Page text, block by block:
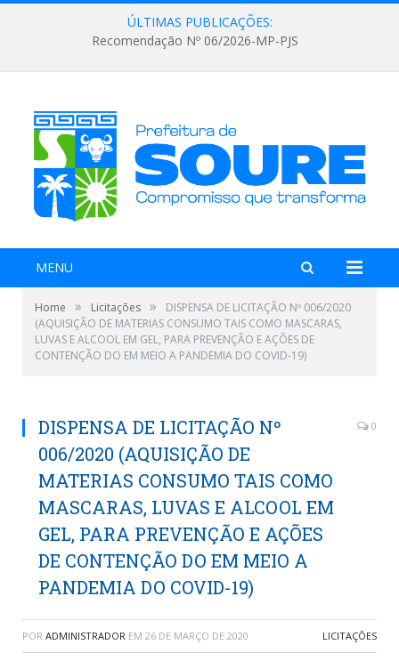
ÚLTIMAS PUBLICAÇÕES:
Recomendação Nº 06/2026-MP-PJS
MENU
Home » Licitações »
DISPENSA DE LICITAÇÃO Nº 006/2020
(AQUISIÇÃO DE MATERIAS CONSUMO TAIS COMO MASCARAS,
LUVAS E ALCOOL EM GEL, PARA PREVENÇÃO E AÇÕES DE
CONTENÇÃO DO EM MEIO A PANDEMIA DO COVID-19)
DISPENSA DE LICITAÇÃO Nº
006/2020 (AQUISIÇÃO DE
MATERIAS CONSUMO TAIS COMO
MASCARAS, LUVAS E ALCOOL EM
GEL, PARA PREVENÇÃO E AÇÕES
DE CONTENÇÃO DO EM MEIO A
PANDEMIA DO COVID-19)
0
POR ADMINISTRADOR EM 26 DE MARÇO DE 2020 LICITAÇÕES